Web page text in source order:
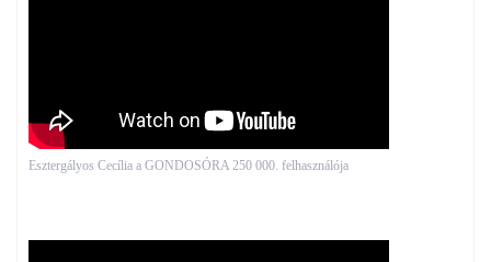
Esztergályos Cecília a GONDOSÓRA 250 000. felhasználója